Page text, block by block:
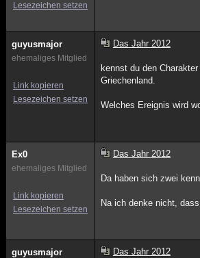
Lesezeichen setzen
guyusmajor
ehemaliges Mitglied
Link kopieren
Lesezeichen setzen
Das Jahr 2012
kennst du den
Griechenland.
Welches Ereignis wird
Ex0
ehemaliges Mitglied
Link kopieren
Lesezeichen setzen
Das Jahr 2012
Da haben sich zwei
Na ich denke nicht,
guyusmajor Das Jahr 2012